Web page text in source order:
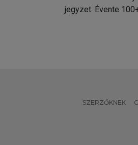
jegyzet. Évente
SZERZŐKNEK